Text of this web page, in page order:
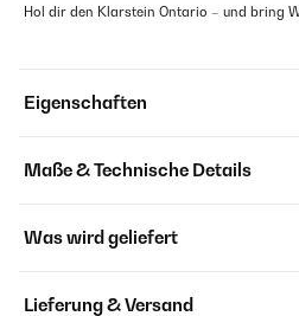
Hol dir den Klarstein Ontario – und bring
Eigenschaften
Maße & Technische Details
Was wird geliefert
Lieferung & Versand